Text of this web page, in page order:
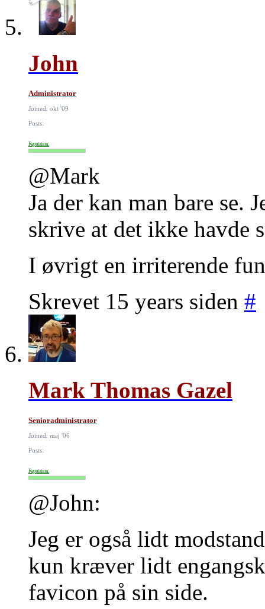
John
Administrator
Joined: okt '09
Posts:
Reputation:
@Mark
Ja der kan man bare se.
skrive at det ikke havde
I øvrigt en irriterende
Skrevet 15 years siden #
Mark Thomas Gazel
Senioradministrator
Joined: maj '06
Posts:
Reputation:
@John:
Jeg er også lidt
kun kræver lidt
favicon på sin side.